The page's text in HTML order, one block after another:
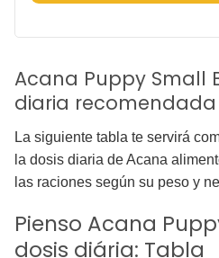
Acana Puppy Small
diaria recomendada
La siguiente tabla te servirá
la dosis diaria de Acana
las raciones según su peso y
Pienso Acana
dosis diária: Tabla